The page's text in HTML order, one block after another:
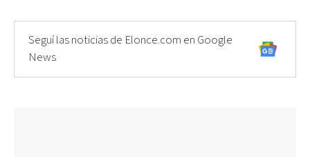
Seguí las noticias de Elonce.com en Google
News